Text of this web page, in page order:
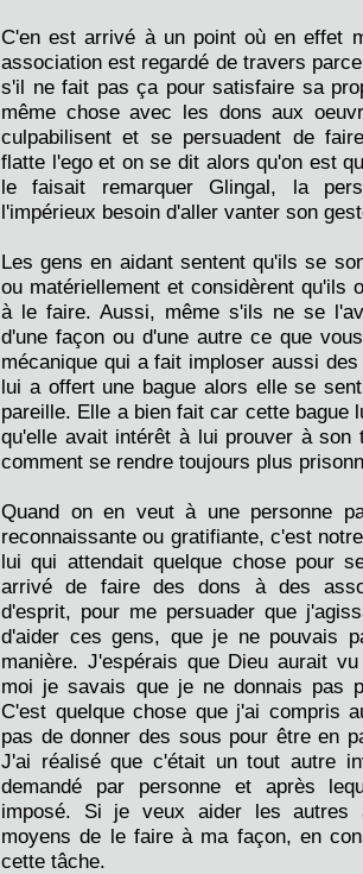
C'en est arrivé à un point où en effet
association est regardé de travers
s'il ne fait pas ça pour satisfaire sa
même chose avec les dons aux
culpabilisent et se persuadent de
flatte l'ego et on se dit alors qu'on est
le faisait remarquer Glingal, la
l'impérieux besoin d'aller vanter son
Les gens en aidant sentent qu'ils se
ou matériellement et considèrent qu'ils
à le faire. Aussi, même s'ils ne se
d'une façon ou d'une autre ce que
mécanique qui a fait imploser aussi
lui a offert une bague alors elle se
pareille. Elle a bien fait car cette bague
qu'elle avait intérêt à lui prouver à son
comment se rendre toujours plus
Quand on en veut à une personne
reconnaissante ou gratifiante, c'est
lui qui attendait quelque chose pour
arrivé de faire des dons à des
d'esprit, pour me persuader que
d'aider ces gens, que je ne pouvais
manière. J'espérais que Dieu aurait
moi je savais que je ne donnais pas
C'est quelque chose que j'ai compris
pas de donner des sous pour être en
J'ai réalisé que c'était un tout autre
demandé par personne et après
imposé. Si je veux aider les autres
moyens de le faire à ma façon, en
cette tâche.